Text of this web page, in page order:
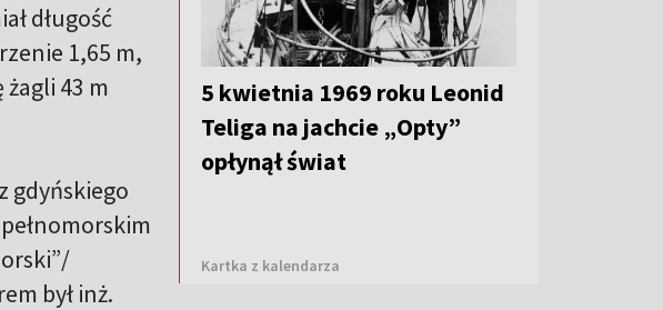
5 kwietnia 1969 roku Leonid
Teliga na jachcie „Opty”
opłynął świat
Kartka z kalendarza
długość
1,65 m,
43 m
gdyńskiego
pełnomorskim
był inż.